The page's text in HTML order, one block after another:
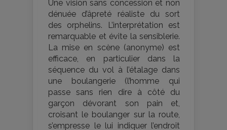
Une vision sans concession et non
dénuée d’âpreté réaliste du sort
des orphelins. L’interprétation est
remarquable et évite la sensiblerie.
La mise en scène (anonyme) est
efficace, en particulier dans la
séquence du vol à l’étalage dans
une boulangerie (l’homme qui
passe sans rien dire à côté du
garçon dévorant son pain et,
croisant le boulanger sur la route,
s’empresse le lui indiquer l’endroit